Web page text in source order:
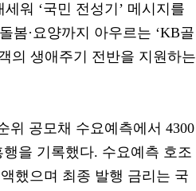
워 ‘국민 전성기’ 메시지를
봄·요양까지 아우르는 ‘KB골
의 생애주기 전반을 지원하는
위 공모채 수요예측에서 4300
을 기록했다. 수요예측 호조
했으며 최종 발행 금리는 국